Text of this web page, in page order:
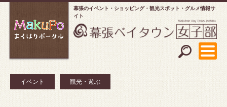
幕張のイベント・ショッピング
観光スポット・グルメ情報サ
イト
イベント 観光・遊ぶ